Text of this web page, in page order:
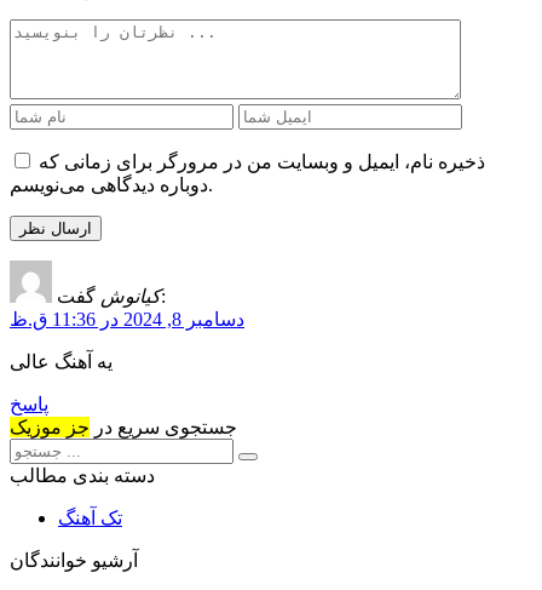
ذخیره نام، ایمیل و وبسایت من در مرورگر برای زمانی که
دوباره دیدگاهی می‌نویسم.
کیانوشگفت:
دسامبر 8, 2024 در 11:36 ق.ظ
یه آهنگ عالی
پاسخ
جستجوی سریع در جز موزیک
دسته بندی مطالب
تک آهنگ
آرشیو خوانندگان